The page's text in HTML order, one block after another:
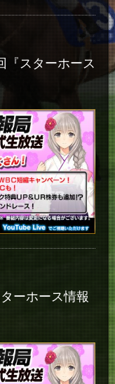
『スターホース
ーホース情報